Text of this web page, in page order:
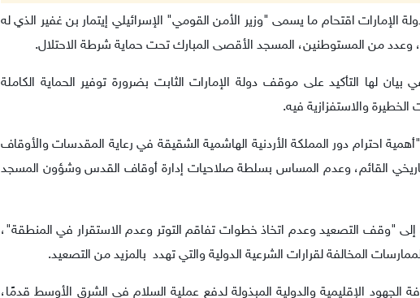
وفا- أدانت دولة الإمارات اقتحام ما يسمى "وزير الأمن القومي" الإسرائيلي إيتمار بن غفير الذي له
من المستوطنين، المسجد الأقصى المبارك تحت حماية شرطة الاحتلال.
بيان لها التأكيد على موقف دولة الإمارات الثابت بضرورة توفير الحماية الكاملة
والاستفزازية فيه.
احترام دور المملكة الأردنية الهاشمية الشقيقة في رعاية المقدسات والأوقاف
القائم، وعدم المساس بسلطة صلاحيات إدارة أوقاف القدس وشؤون المسجد
"وقف التصعيد وعدم اتخاذ خطوات تفاقم التوتر وعدم الاستقرار في المنطقة"،
المخالفة لقرارات الشرعية الدولية والتي تهدد بالمزيد من التصعيد.
الجهود الإقليمية والدولية المبذولة لدفع عملية السلام في الشرق الأوسط قدمًا،